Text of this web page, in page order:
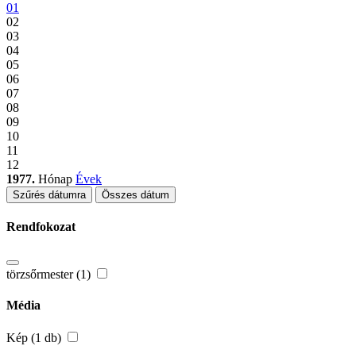
01
02
03
04
05
06
07
08
09
10
11
12
1977. Hónap Évek
Szűrés dátumra Összes dátum
Rendfokozat
törzsőrmester (1)
Média
Kép (1 db)